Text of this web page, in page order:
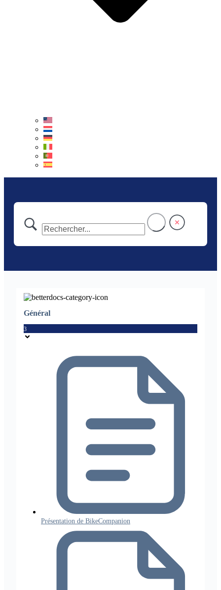
Général
3
Présentation de BikeCompanion